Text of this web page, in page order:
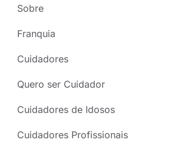
Sobre
Franquia
Cuidadores
Quero ser Cuidador
Cuidadores de Idosos
Cuidadores Profissionais